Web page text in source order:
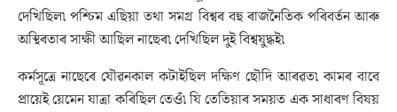
দেখিছিল৷ পশ্চিম এছিয়া তথা সমগ্ৰ বিশ্বৰ বহু ৰাজনৈতিক পৰিবৰ্তন আৰু
অস্থিৰতাৰ সাক্ষী আছিল নাছেৰ৷ দেখিছিল দুই বিশ্বযুদ্ধই৷
কৰ্মসূত্ৰে নাছেৰে যৌৱনকাল কটাইছিল দক্ষিণ ছৌদি আৰৱত৷ কামৰ বাবে
প্ৰায়েই য়েমেন যাত্ৰা কৰিছিল তেওঁ৷ যি তেতিয়াৰ সময়ত এক সাধাৰণ বিষয়